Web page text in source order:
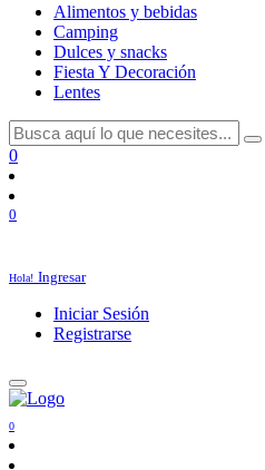
Alimentos y bebidas
Camping
Dulces y snacks
Fiesta Y Decoración
Lentes
0
0
Hola! Ingresar
Iniciar Sesión
Registrarse
0